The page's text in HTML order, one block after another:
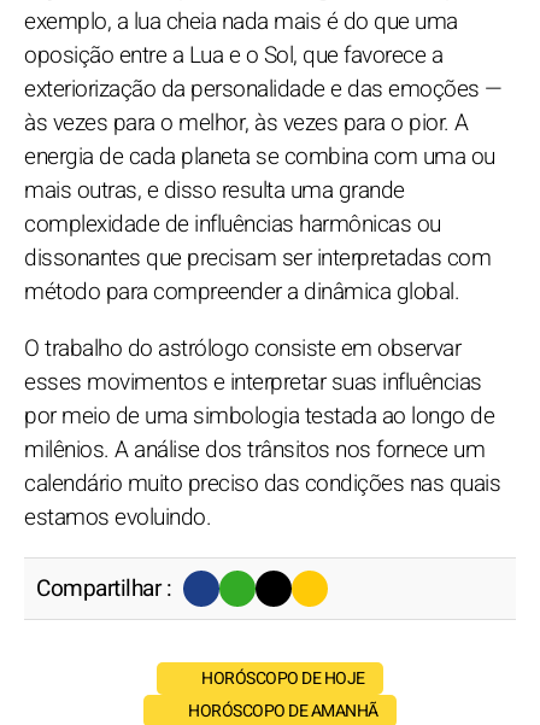
exemplo, a lua cheia nada mais é do que uma
oposição entre a Lua e o Sol, que favorece a
exteriorização da personalidade e das emoções —
às vezes para o melhor, às vezes para o pior. A
energia de cada planeta se combina com uma ou
mais outras, e disso resulta uma grande
complexidade de influências harmônicas ou
dissonantes que precisam ser interpretadas com
método para compreender a dinâmica global.
O trabalho do astrólogo consiste em observar
esses movimentos e interpretar suas influências
por meio de uma simbologia testada ao longo de
milênios. A análise dos trânsitos nos fornece um
calendário muito preciso das condições nas quais
estamos evoluindo.
Compartilhar :
HORÓSCOPO DE HOJE
HORÓSCOPO DE AMANHÃ